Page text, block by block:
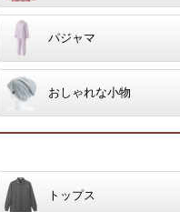
パジャマ
おしゃれな小物
トップス